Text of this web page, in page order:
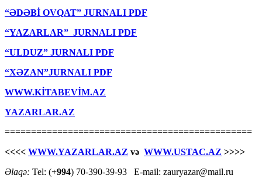
“ƏDƏBİ OVQAT” JURNALI PDF
“YAZARLAR” JURNALI PDF
“ULDUZ” JURNALI PDF
“XƏZAN”JURNALI PDF
WWW.KİTABEVİM.AZ
YAZARLAR.AZ
===============================================
<<<< WWW.YAZARLAR.AZ və WWW.USTAC.AZ >>>>
Əlaqə: Tel: (+994) 70-390-39-93 E-mail: zauryazar@mail.ru